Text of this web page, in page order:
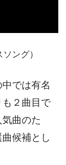
ング）
では有名
２曲目で
曲のた
候補とし